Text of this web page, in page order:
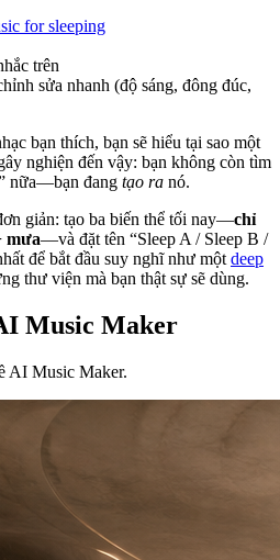
for sleeping
trên
sửa nhanh (độ sáng, đông đúc,
bạn thích, bạn sẽ hiểu tại sao một
nghiện đến vậy: bạn không còn tìm
nữa—bạn đang tạo ra nó.
giản: tạo ba biến thể tối nay—chỉ
mưa—và đặt tên “Sleep A / Sleep B /
để bắt đầu suy nghĩ như mộtdeep
thư viện mà bạn thật sự sẽ dùng.
Music Maker
AI Music Maker.